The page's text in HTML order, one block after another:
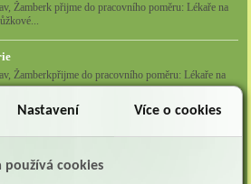
Žamberk přijme do pracovního poměru: Lékaře na
Žamberkpřijme do pracovního poměru: Lékaře na
Nastavení Více o cookies
používá cookies